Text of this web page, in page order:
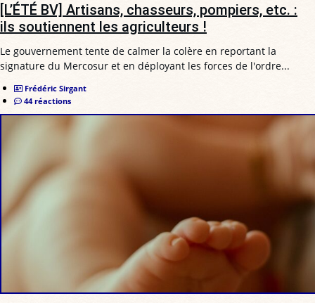
[L’ÉTÉ BV] Artisans, chasseurs, pompiers, etc. :
ils soutiennent les agriculteurs !
Le gouvernement tente de calmer la colère en reportant la
signature du Mercosur et en déployant les forces de l'ordre...
Frédéric Sirgant
44 réactions